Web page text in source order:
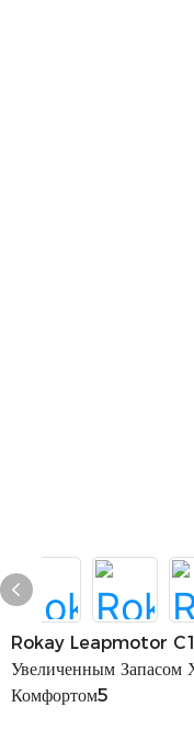
Rokay Leapmotor
Увеличенным Запасом
Комфортом5